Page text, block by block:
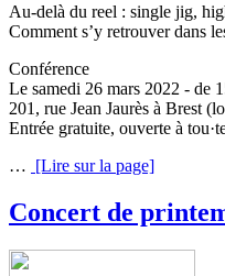
Au-delà du reel : single jig,
Comment s’y retrouver dans
Conférence
Le samedi 26 mars 2022 - de
201, rue Jean Jaurès à Brest
Entrée gratuite, ouverte à
… [Lire sur la page]
Concert de